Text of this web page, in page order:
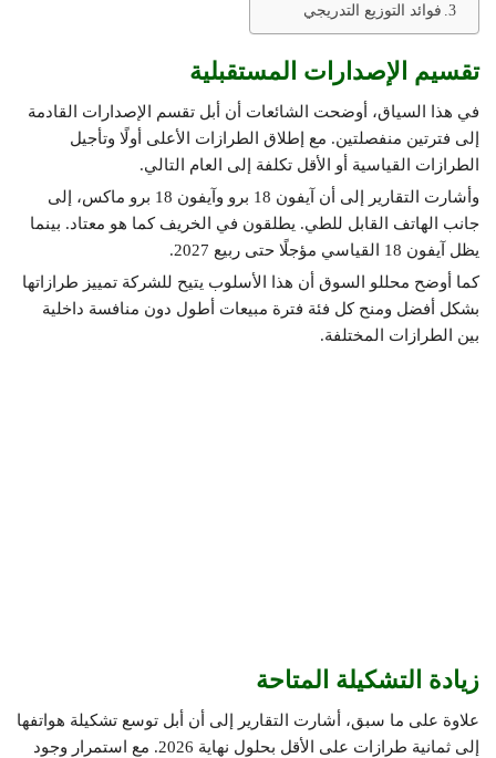
فوائد التوزيع التدريجي
تقسيم الإصدارات المستقبلية
في هذا السياق، أوضحت الشائعات أن أبل تقسم الإصدارات القادمة
إلى فترتين منفصلتين. مع إطلاق الطرازات الأعلى أولًا وتأجيل
الطرازات القياسية أو الأقل تكلفة إلى العام التالي.
وأشارت التقارير إلى أن آيفون 18 برو وآيفون 18 برو ماكس، إلى
جانب الهاتف القابل للطي. يطلقون في الخريف كما هو معتاد. بينما
يظل آيفون 18 القياسي مؤجلًا حتى ربيع 2027.
كما أوضح محللو السوق أن هذا الأسلوب يتيح للشركة تمييز طرازاتها
بشكل أفضل ومنح كل فئة فترة مبيعات أطول دون منافسة داخلية
بين الطرازات المختلفة.
زيادة التشكيلة المتاحة
علاوة على ما سبق، أشارت التقارير إلى أن أبل توسع تشكيلة هواتفها
إلى ثمانية طرازات على الأقل بحلول نهاية 2026. مع استمرار وجود